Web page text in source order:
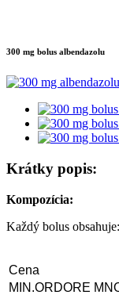
300 mg bolus albendazolu
Krátky popis:
Kompozícia:
Každý bolus
Cena
MIN.ORDORE